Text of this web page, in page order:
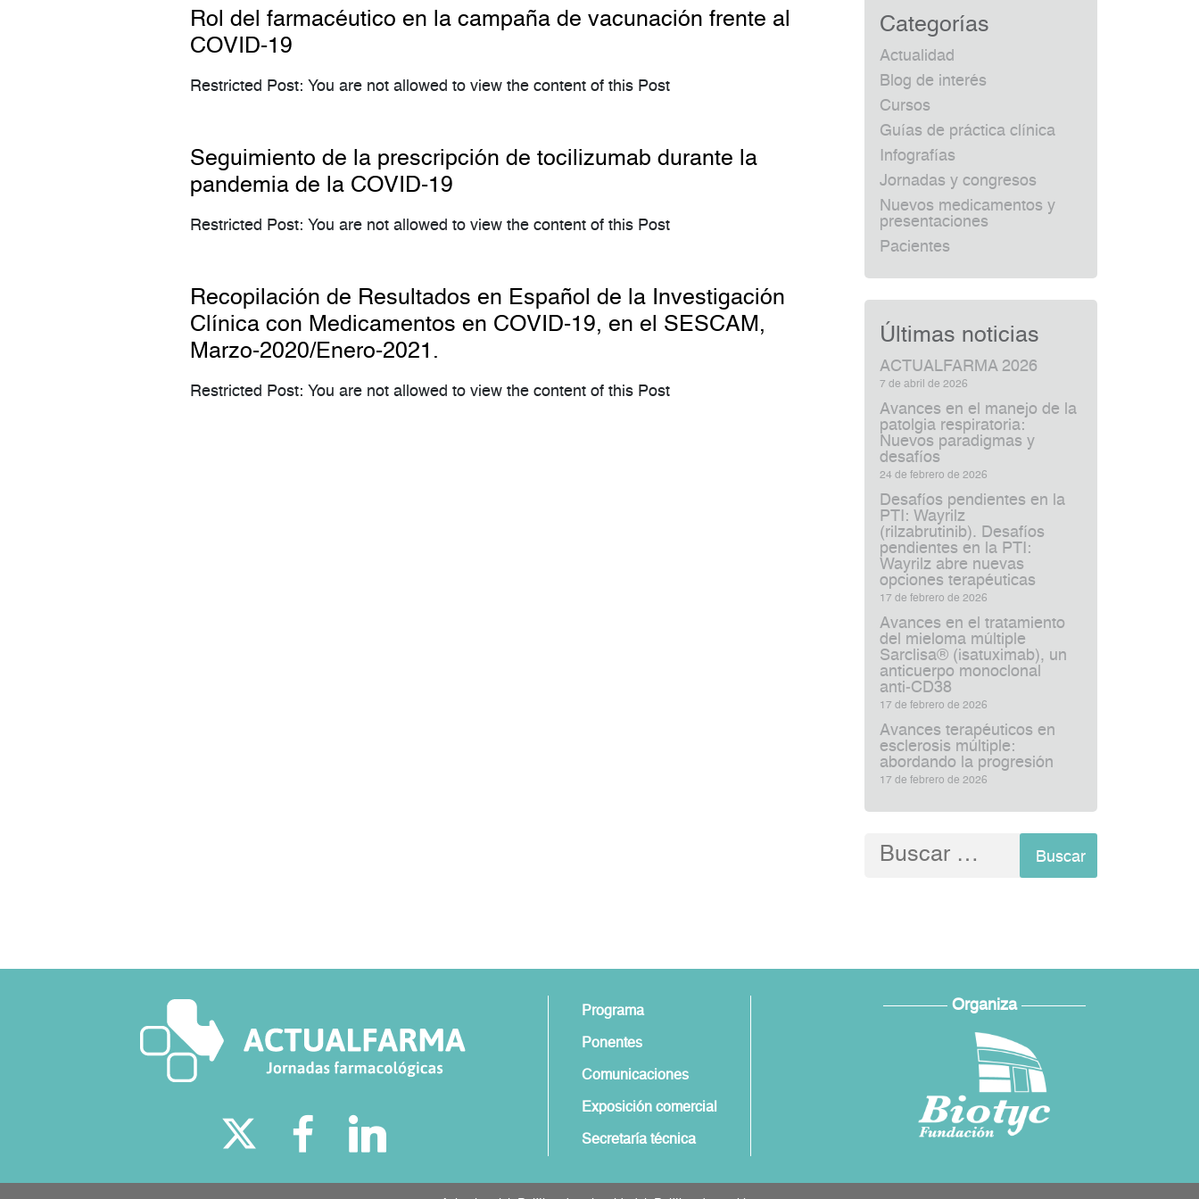
Rol del farmacéutico en la campaña de vacunación frente al
COVID-19
Restricted Post: You are not allowed to view the content of this Post
Seguimiento de la prescripción de tocilizumab durante la
pandemia de la COVID-19
Restricted Post: You are not allowed to view the content of this Post
Recopilación de Resultados en Español de la Investigación
Clínica con Medicamentos en COVID-19, en el SESCAM,
Marzo-2020/Enero-2021.
Restricted Post: You are not allowed to view the content of this Post
Categorías
Actualidad
Blog de interés
Cursos
Guías de práctica clínica
Infografías
Jornadas y congresos
Nuevos medicamentos y
presentaciones
Pacientes
Últimas noticias
ACTUALFARMA 2026
7 de abril de 2026
Avances en el manejo de la
patolgia respiratoria:
Nuevos paradigmas y
desafíos
24 de febrero de 2026
Desafíos pendientes en la
PTI: Wayrilz
(rilzabrutinib). Desafíos
pendientes en la PTI:
Wayrilz abre nuevas
opciones terapéuticas
17 de febrero de 2026
Avances en el tratamiento
del mieloma múltiple
Sarclisa® (isatuximab), un
anticuerpo monoclonal
anti‑CD38
17 de febrero de 2026
Avances terapéuticos en
esclerosis múltiple:
abordando la progresión
17 de febrero de 2026
Buscar:
Programa
Ponentes
Comunicaciones
Exposición comercial
Secretaría técnica
Organiza